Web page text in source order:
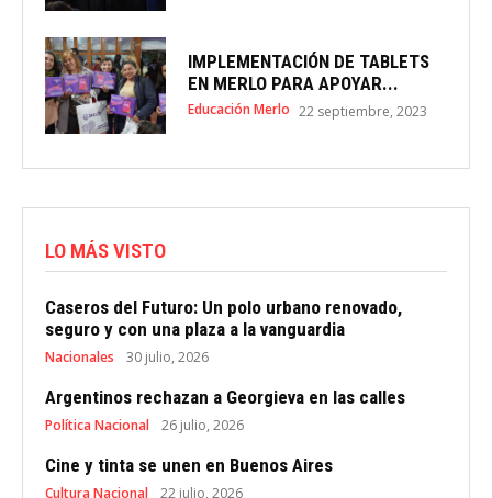
IMPLEMENTACIÓN DE TABLETS
EN MERLO PARA APOYAR...
Educación Merlo 22 septiembre, 2023
LO MÁS VISTO
Caseros del Futuro: Un polo urbano renovado,
seguro y con una plaza a la vanguardia
Nacionales 30 julio, 2026
Argentinos rechazan a Georgieva en las calles
Política Nacional 26 julio, 2026
Cine y tinta se unen en Buenos Aires
Cultura Nacional 22 julio, 2026